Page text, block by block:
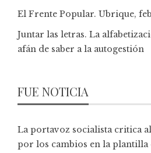
El Frente Popular. Ubrique,
Juntar las letras. La
afán de saber a la autogestión
FUE NOTICIA
La portavoz socialista critica
por los cambios en la plantilla